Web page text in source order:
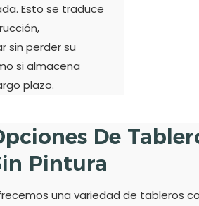
Esto se traduce
sin perder su
si almacena
plazo.
De
Pintura
una variedad de tableros